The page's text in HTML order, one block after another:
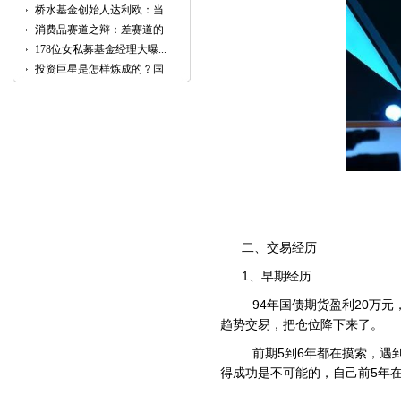
桥水基金创始人达利欧：当
前...
消费品赛道之辩：差赛道的
好...
178位女私募基金经理大曝...
投资巨星是怎样炼成的？国
内...
二、交易经历
1、早期经历
94年国债期货盈利20万元
趋势交易，把仓位降下来了。
前期5到6年都在摸索，遇
得成功是不可能的，自己前5年